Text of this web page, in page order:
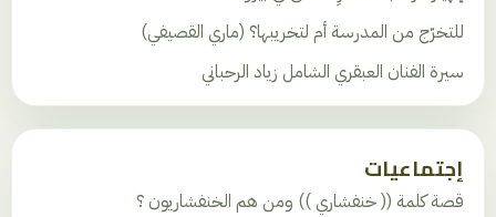
للتخرّج من المدرسة أم لتخريبها؟ (ماري القصيفي)
سيرة الفنان العبقري الشامل زياد الرحباني
إجتماعيات
قصة كلمة (( خنفشاري )) ومن هم الخنفشاريون ؟